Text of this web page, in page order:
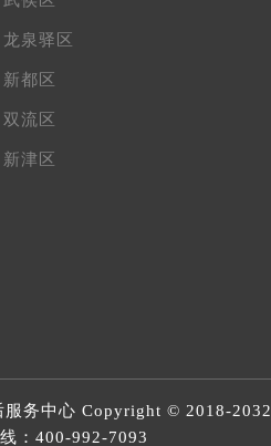
龙泉驿区
新都区
双流区
新津区
服务中心 Copyright © 2018-2032
： 400-992-7093